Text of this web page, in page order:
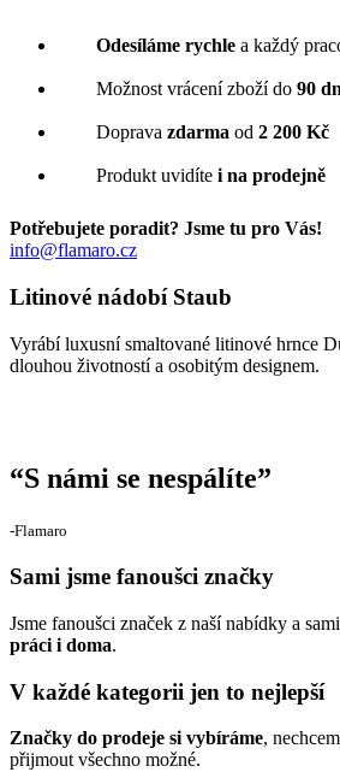
Odesíláme rychle a každý
Možnost vrácení zboží do 90
Doprava zdarma od 2 200 Kč
Produkt uvidíte i na prodejně
Potřebujete poradit? Jsme tu pro Vás!
info@flamaro.cz
Litinové nádobí Staub
Vyrábí luxusní smaltované litinové hrnce
dlouhou životností a osobitým designem.
“S námi se nespálíte”
‐Flamaro
Sami jsme fanoušci značky
Jsme fanoušci značek z naší nabídky a
práci i doma.
V každé kategorii jen to nejlepší
Značky do prodeje si vybíráme,
přijmout všechno možné.